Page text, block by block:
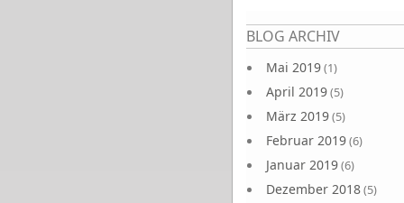
BLOG ARCHIV
Mai 2019(1)
April 2019(5)
März 2019(5)
Februar 2019(6)
Januar 2019(6)
Dezember 2018(5)
Seiten